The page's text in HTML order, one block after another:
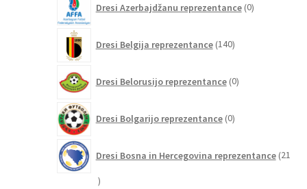
Dresi Azerbajdžanu reprezentance 0izdelkov
Dresi Belgija reprezentance 140izdelkov
Dresi Belorusijo reprezentance 0izdelkov
Dresi Bolgarijo reprezentance 0izdelkov
Dresi Bosna in Hercegovina reprezentance 21
21